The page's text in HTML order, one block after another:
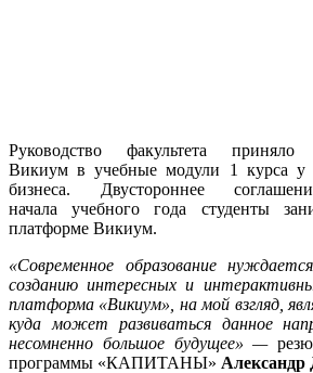
Руководство факультета
Викиум в учебные модули 1 курса у
бизнеса. Двустороннее
начала учебного года студенты
платформе Викиум.
«Современное образование
созданию интересных и
платформа «Викиум», на мой взгляд,
куда может развиваться данное
несомненно большое будущее» —
программы «КАПИТАНЫ» Александр